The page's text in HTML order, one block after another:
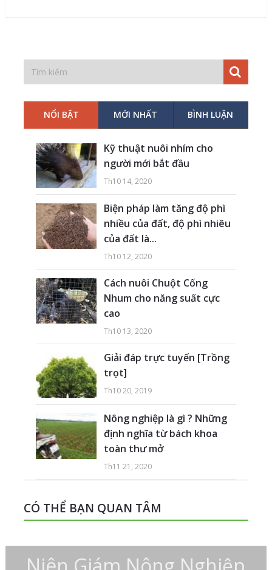
NỔI BẬT MỚI NHẤT BÌNH LUẬN
Kỹ thuật nuôi nhím cho
người mới bắt đầu
Th10 14, 2020
Biện pháp làm tăng độ phì
nhiều của đất, độ phì nhiêu
của đất là...
Th10 12, 2020
Cách nuôi Chuột Cống
Nhum cho năng suất cực
cao
Th10 13, 2020
Giải đáp trực tuyến [Trồng
trọt]
Th10 20, 2019
Nông nghiệp là gì ? Những
định nghĩa từ bách khoa
toàn thư mở
Th11 21, 2020
CÓ THỂ BẠN QUAN TÂM